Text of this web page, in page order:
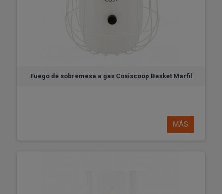
Fuego de sobremesa a gas Cosiscoop Basket Marfil
MÁS